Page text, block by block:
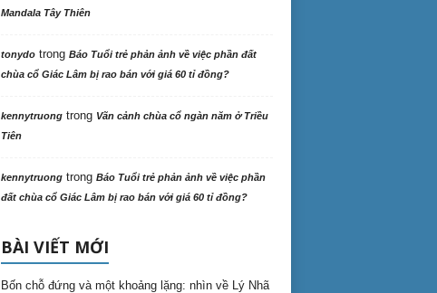
Mandala Tây Thiên
tonydotrong Báo Tuổi trẻ phản ảnh về việc phần đất
chùa cổ Giác Lâm bị rao bán với giá 60 tỉ đồng?
kennytruongtrong Vãn cảnh chùa cổ ngàn năm ở Triều
Tiên
kennytruongtrong Báo Tuổi trẻ phản ảnh về việc phần
đất chùa cổ Giác Lâm bị rao bán với giá 60 tỉ đồng?
BÀI VIẾT MỚI
Bốn chỗ đứng và một khoảng lặng: nhìn về Lý Nhã